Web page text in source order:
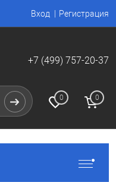
Вход Регистрация
+7 (499) 757-20-37
0 0